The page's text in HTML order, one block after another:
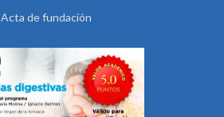
Acta de fundación